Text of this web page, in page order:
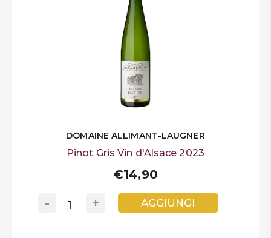
DOMAINE ALLIMANT-LAUGNER
Pinot Gris Vin d'Alsace 2023
€14,90
+
- AGGIUNGI